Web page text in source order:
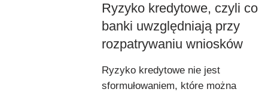
Ryzyko kredytowe, czyli co
banki uwzględniają przy
rozpatrywaniu wniosków
Ryzyko kredytowe nie jest
sformułowaniem, które można